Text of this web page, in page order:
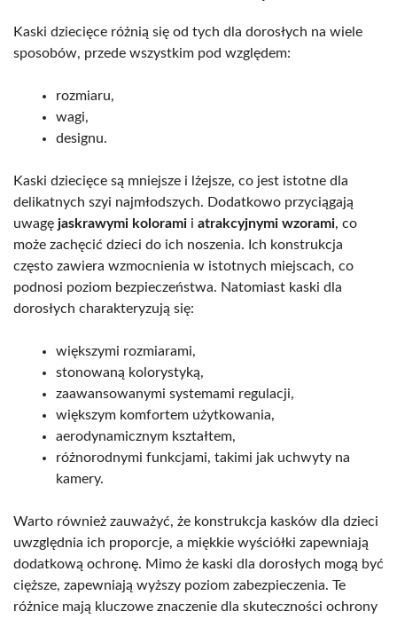
Kaski dziecięce różnią się od tych dla dorosłych na wiele
sposobów, przede wszystkim pod względem:
rozmiaru,
wagi,
designu.
Kaski dziecięce są mniejsze i lżejsze, co jest istotne dla
delikatnych szyi najmłodszych. Dodatkowo przyciągają
uwagę jaskrawymi kolorami i atrakcyjnymi wzorami, co
może zachęcić dzieci do ich noszenia. Ich konstrukcja
często zawiera wzmocnienia w istotnych miejscach, co
podnosi poziom bezpieczeństwa. Natomiast kaski dla
dorosłych charakteryzują się:
większymi rozmiarami,
stonowaną kolorystyką,
zaawansowanymi systemami regulacji,
większym komfortem użytkowania,
aerodynamicznym kształtem,
różnorodnymi funkcjami, takimi jak uchwyty na
kamery.
Warto również zauważyć, że konstrukcja kasków dla dzieci
uwzględnia ich proporcje, a miękkie wyściółki zapewniają
dodatkową ochronę. Mimo że kaski dla dorosłych mogą być
cięższe, zapewniają wyższy poziom zabezpieczenia. Te
różnice mają kluczowe znaczenie dla skuteczności ochrony